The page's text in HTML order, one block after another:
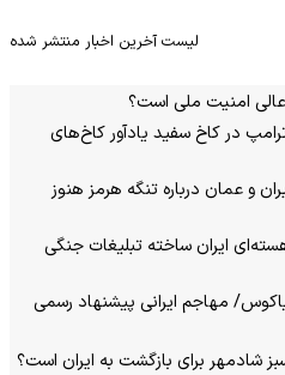
لیست آخرین اخبار منتشر شده
امنیت ملی است؟
در کاخ سفید یادآور کاخ‌های
و عمان درباره تنگه هرمز هنوز
ایران ساخته تبلیغات جنگی
مهاجم ایرانی پیشنهاد رسمی
شادمهر برای بازگشت به ایران است؟